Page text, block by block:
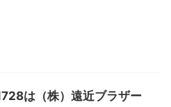
は（株）遠近ブラザー